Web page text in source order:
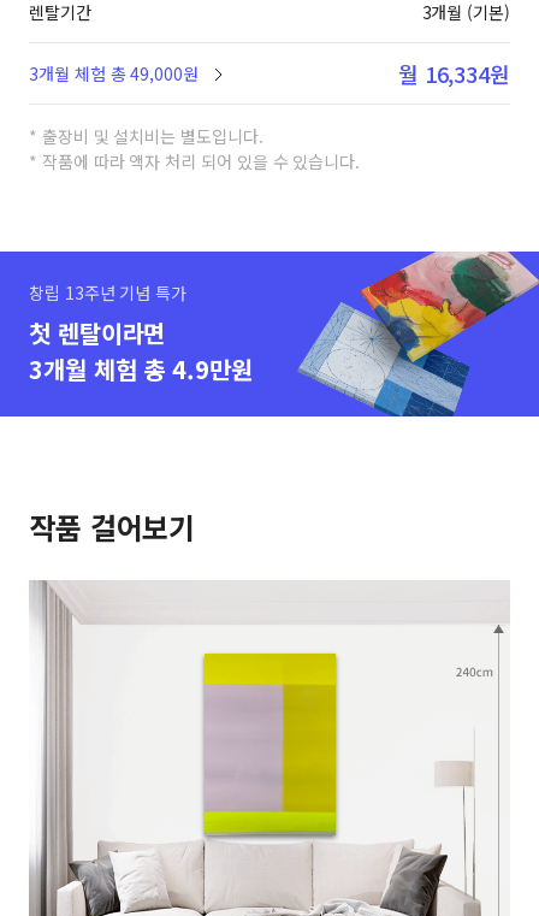
렌탈기간 3개월 (기본)
3개월 체험 총 49,000원 월 16,334원
* 출장비 및 설치비는 별도입니다.
* 작품에 따라 액자 처리 되어 있을 수 있습니다.
창립 13주년 기념 특가
첫 렌탈이라면
3개월 체험 총 4.9만원
작품 걸어보기